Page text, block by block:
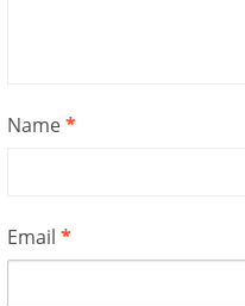
Name*
Email *